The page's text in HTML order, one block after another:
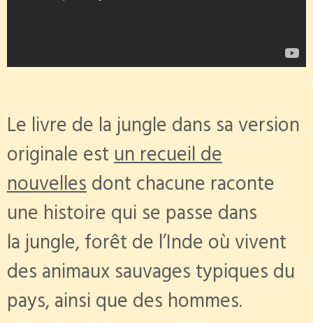
Le livre de la jungle dans sa version
originale estun recueil de
nouvellesdont chacune raconte
une histoire qui se passe dans
la jungle, forêt de l’Inde où vivent
des animaux sauvages typiques du
pays, ainsi que des hommes.